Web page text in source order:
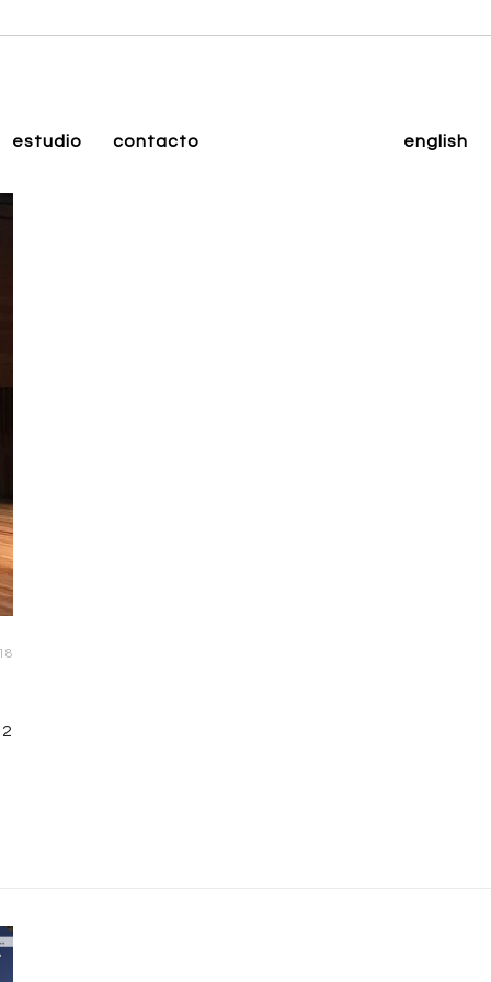
estudio contacto english